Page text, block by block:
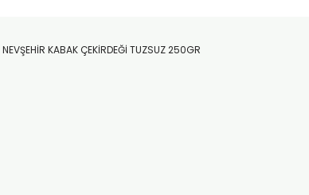
NEVŞEHİR KABAK ÇEKİRDEĞİ TUZSUZ 250GR